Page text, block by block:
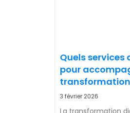
Quels services
pour
3 février 2026